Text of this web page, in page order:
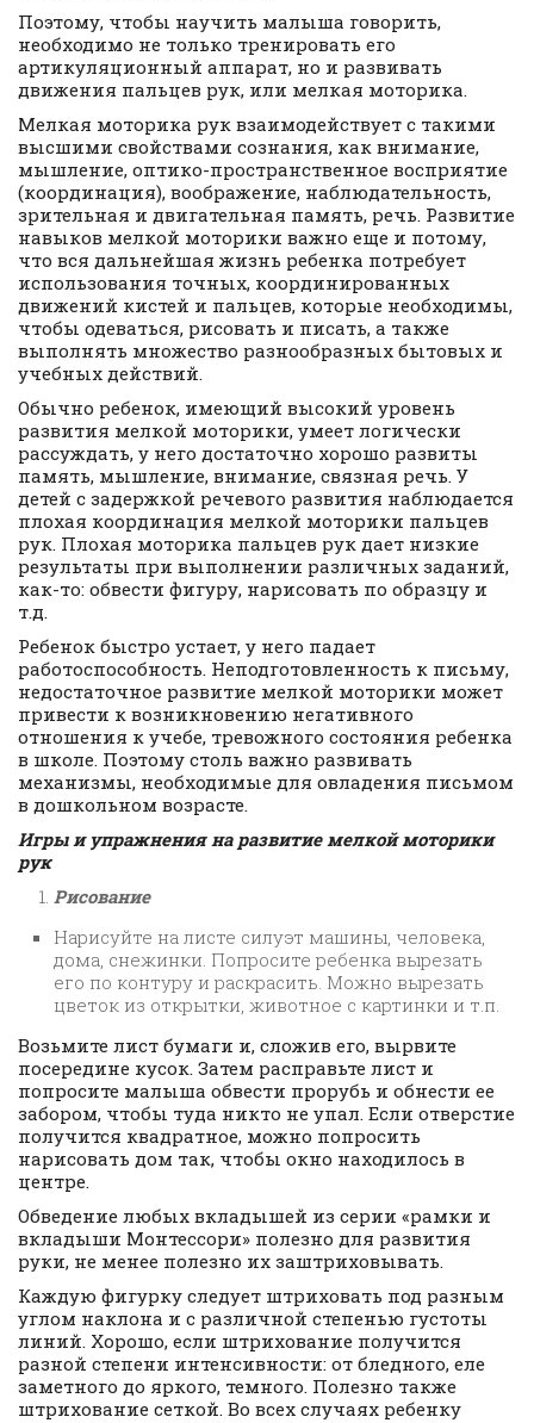
Поэтому, чтобы научить малыша говорить,
необходимо не только тренировать его
артикуляционный аппарат, но и развивать
движения пальцев рук, или мелкая моторика.
Мелкая моторика рук взаимодействует с такими
высшими свойствами сознания, как внимание,
мышление, оптико-пространственное восприятие
(координация), воображение, наблюдательность,
зрительная и двигательная память, речь. Развитие
навыков мелкой моторики важно еще и потому,
что вся дальнейшая жизнь ребенка потребует
использования точных, координированных
движений кистей и пальцев, которые необходимы,
чтобы одеваться, рисовать и писать, а также
выполнять множество разнообразных бытовых и
учебных действий.
Обычно ребенок, имеющий высокий уровень
развития мелкой моторики, умеет логически
рассуждать, у него достаточно хорошо развиты
память, мышление, внимание, связная речь. У
детей с задержкой речевого развития наблюдается
плохая координация мелкой моторики пальцев
рук. Плохая моторика пальцев рук дает низкие
результаты при выполнении различных заданий,
как-то: обвести фигуру, нарисовать по образцу и
т.д.
Ребенок быстро устает, у него падает
работоспособность. Неподготовленность к письму,
недостаточное развитие мелкой моторики может
привести к возникновению негативного
отношения к учебе, тревожного состояния ребенка
в школе. Поэтому столь важно развивать
механизмы, необходимые для овладения письмом
в дошкольном возрасте.
Игры и упражнения на развитие мелкой моторики
рук
Рисование
Нарисуйте на листе силуэт машины, человека,
дома, снежинки. Попросите ребенка вырезать
его по контуру и раскрасить. Можно вырезать
цветок из открытки, животное с картинки и т.п.
Возьмите лист бумаги и, сложив его, вырвите
посередине кусок. Затем расправьте лист и
попросите малыша обвести прорубь и обнести ее
забором, чтобы туда никто не упал. Если отверстие
получится квадратное, можно попросить
нарисовать дом так, чтобы окно находилось в
центре.
Обведение любых вкладышей из серии «рамки и
вкладыши Монтессори» полезно для развития
руки, не менее полезно их заштриховывать.
Каждую фигурку следует штриховать под разным
углом наклона и с различной степенью густоты
линий. Хорошо, если штрихование получится
разной степени интенсивности: от бледного, еле
заметного до яркого, темного. Полезно также
штрихование сеткой. Во всех случаях ребенку